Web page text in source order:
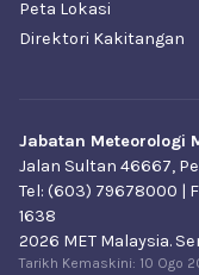
Peta Lokasi
Direktori Kakitangan
Jabatan Meteorologi
Jalan Sultan 46667,
Tel: (603) 79678000 |
1638
2026 MET Malaysia.
Tarikh Kemaskini: 10 Ogo